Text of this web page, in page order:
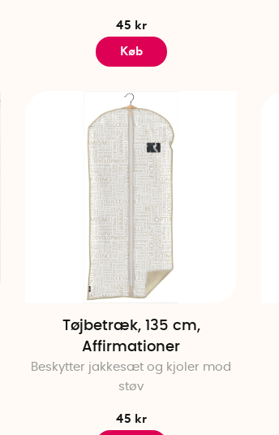
45 kr
Køb
Tøjbetræk, 135 cm,
Affirmationer
Beskytter jakkesæt og kjoler mod
støv
45 kr